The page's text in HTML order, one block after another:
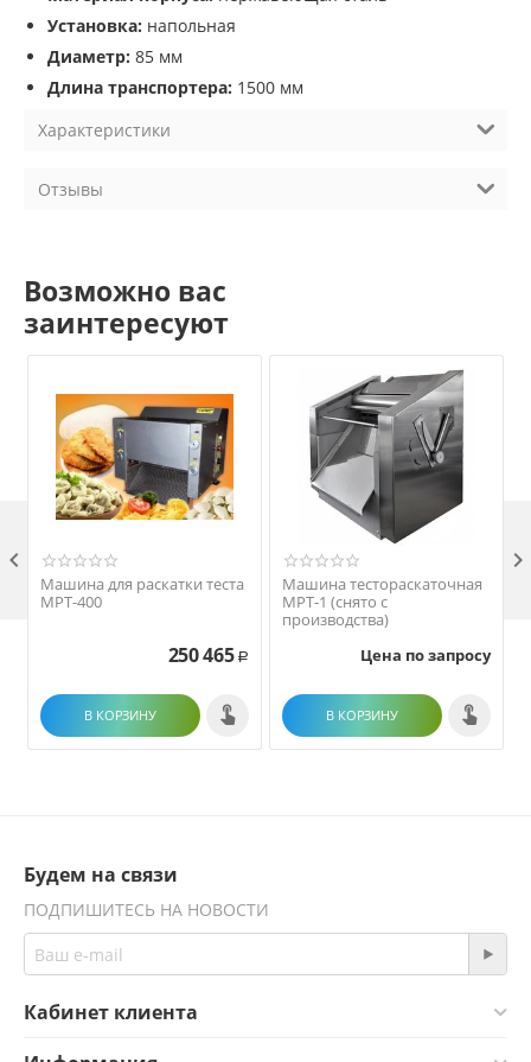
Установка: напольная
Диаметр: 85 мм
Длина транспортера: 1500 мм
Характеристики
Отзывы
Возможно вас
заинтересуют
Машина для раскатки теста
МРТ-400
250 465 Р
В КОРЗИНУ
Машина тестораскаточная
МРТ-1 (снято с
производства)
Цена по запросу
В КОРЗИНУ
 
Будем на связи
ПОДПИШИТЕСЬ НА НОВОСТИ
Кабинет клиента